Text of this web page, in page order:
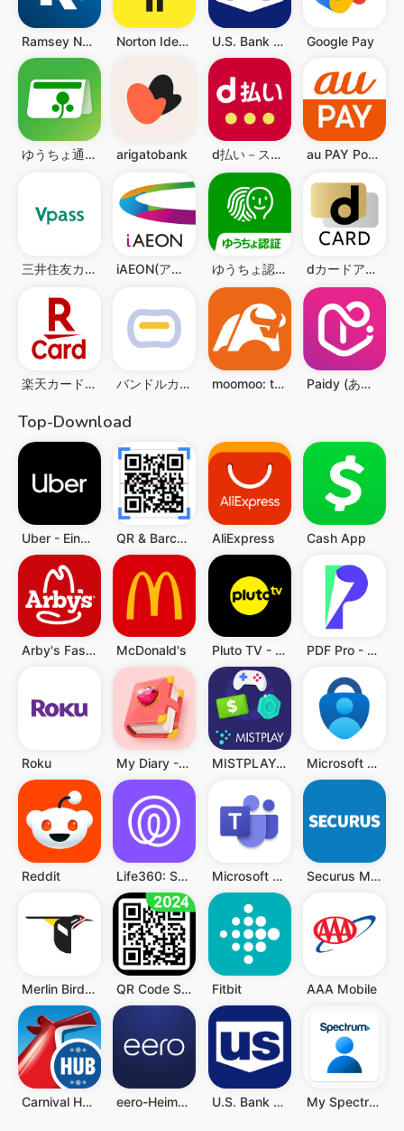
Ramsey Network Norton Identity U.S. Bank Mobile Banking Google Pay
ゆうちょ通帳アプリ-銀行の通帳アプリ arigatobank d払い－スマホ決済アプリ、キャッシュレスでお支払い au PAY Pontaポイントがおトクにたまる！
三井住友カード Vpassアプリ iAEON(アイイオン) ゆうちょ認証アプリ dカードアプリ
楽天カード：明細確認・家計簿アプリ バンドルカード:誰でも発行できるVisaプリカ moomoo: trading & investing Paidy (あと払いペイディ)-後払いアプリ
Top-Download
Uber - Eine Fahrt bestellen QR & Barcode Scanner (Deutsch) AliExpress Cash App
Arby's Fast Food Sandwiches McDonald's Pluto TV - TV, Filme & Serien PDF Pro - Reader & Maker
Roku My Diary - Diary With Lock MISTPLAY: Spiele für Belohnung Microsoft Authenticator
Reddit Life360: Standort teilen Microsoft Teams Securus Mobile
Merlin Bird ID von Cornell Lab QR Code Scanner (Deutsch) Fitbit AAA Mobile
Carnival HUB eero-Heim-WLAN-System U.S. Bank Mobile Banking My Spectrum